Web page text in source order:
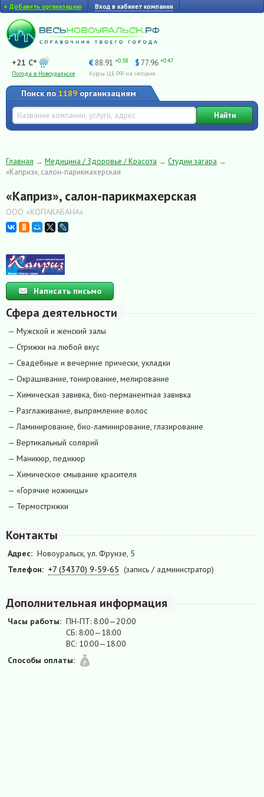
+ Добавить организацию Вход в кабинет компании
+21 C°
Погода в Новоуральске
€ 88.91 +0.38 $ 77.96 +0.47
Курсы ЦБ РФ на сегодня
Поиск по 1189 организациям
Найти
Главная → Медицина / Здоровье / Красота → Студии загара →
«Каприз», салон-парикмахерская
«Каприз», салон-парикмахерская
ООО «КОПАКАБАНА»
Написать письмо
Сфера деятельности
— Мужской и женский залы
— Стрижки на любой вкус
— Свадебные и вечерние прически, укладки
— Окрашивание, тонирование, мелирование
— Химическая завивка, био-перманентная завивка
— Разглаживание, выпрямление волос
— Ламинирование, био-ламинирование, глазирование
— Вертикальный солярий
— Маникюр, педикюр
— Химическое смывание красителя
— «Горячие ножницы»
— Термострижки
Контакты
Адрес: Новоуральск, ул. Фрунзе, 5
Телефон: +7 (34370) 9-59-65 (запись / администратор)
Дополнительная информация
Часы работы: ПН-ПТ: 8:00—20:00
СБ: 8:00—18:00
ВС: 10:00—18:00
Способы оплаты: